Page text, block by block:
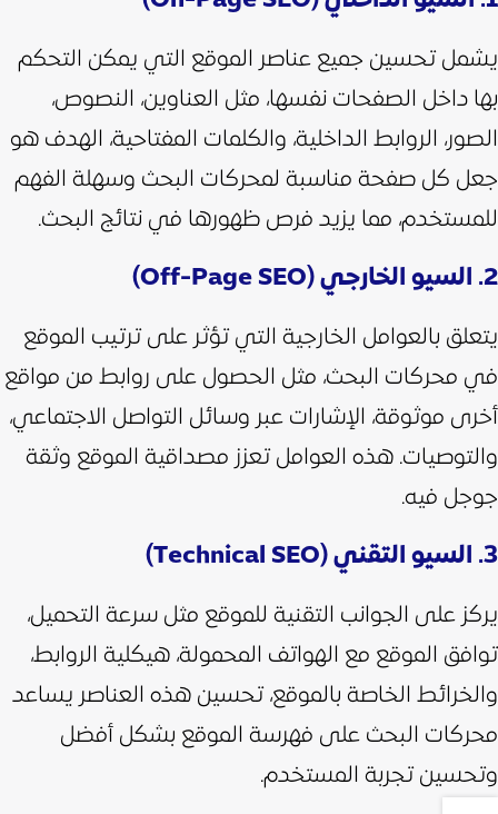
يشمل تحسين جميع عناصر الموقع التي يمكن التحكم
بها داخل الصفحات نفسها، مثل العناوين، النصوص،
الصور، الروابط الداخلية، والكلمات المفتاحية، الهدف هو
جعل كل صفحة مناسبة لمحركات البحث وسهلة الفهم
للمستخدم، مما يزيد فرص ظهورها في نتائج البحث.
2. السيو الخارجي (Off-Page SEO)
يتعلق بالعوامل الخارجية التي تؤثر على ترتيب الموقع
في محركات البحث، مثل الحصول على روابط من مواقع
أخرى موثوقة، الإشارات عبر وسائل التواصل الاجتماعي،
والتوصيات. هذه العوامل تعزز مصداقية الموقع وثقة
جوجل فيه.
3. السيو التقني (Technical SEO)
يركز على الجوانب التقنية للموقع مثل سرعة التحميل،
توافق الموقع مع الهواتف المحمولة، هيكلية الروابط،
والخرائط الخاصة بالموقع، تحسين هذه العناصر يساعد
محركات البحث على فهرسة الموقع بشكل أفضل
وتحسين تجربة المستخدم.